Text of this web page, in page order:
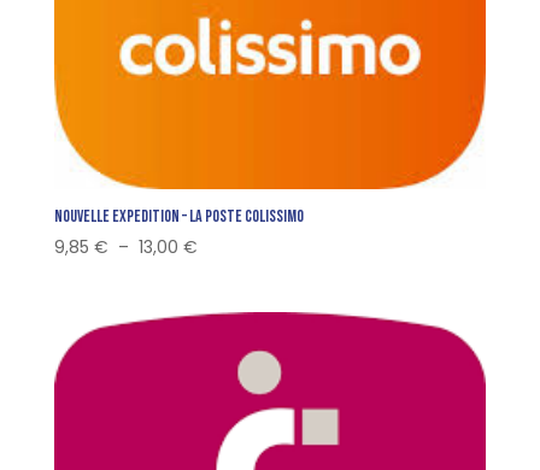
Nouvelle Expedition – La Poste Colissimo
9,85 € – 13,00 €Plage
13,00 €